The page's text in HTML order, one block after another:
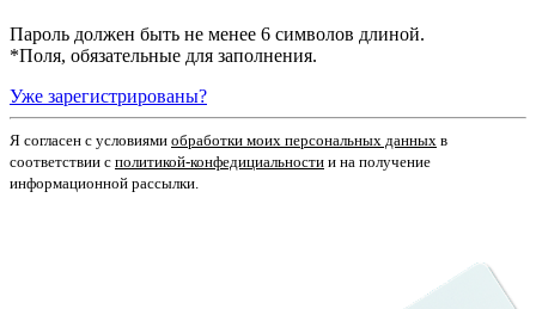
Пароль должен быть не менее 6 символов длиной.
*Поля, обязательные для заполнения.
Уже зарегистрированы?
Я согласен c условиями обработки моих персональных данных в
соответствии с политикой-конфедициальности и на получение
информационной рассылки.